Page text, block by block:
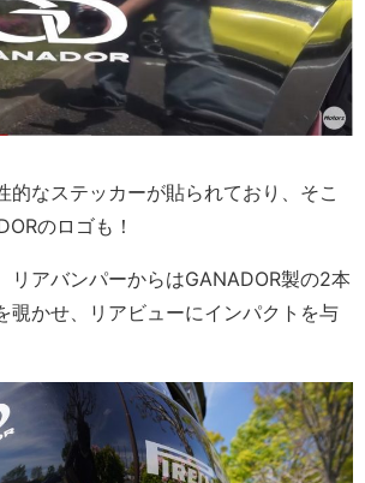
的なステッカーが貼られており、そこ
のロゴも！
リアバンパーからはGANADOR製の2本
覗かせ、リアビューにインパクトを与